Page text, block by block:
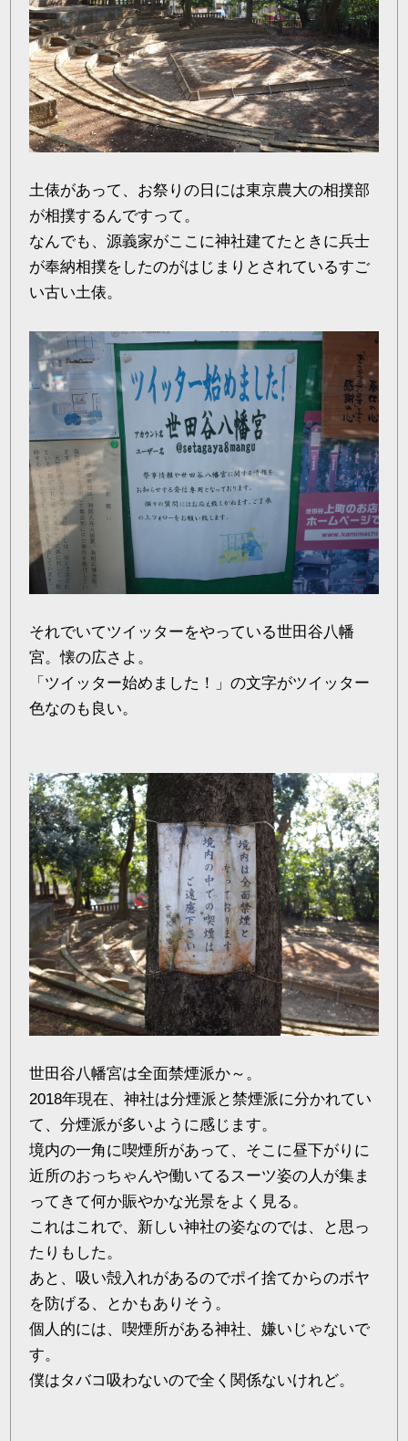
土俵があって、お祭りの日には東京農大の相撲部
が相撲するんですって。
なんでも、源義家がここに神社建てたときに兵士
が奉納相撲をしたのがはじまりとされているすご
い古い土俵。
それでいてツイッターをやっている世田谷八幡
宮。懐の広さよ。
「ツイッター始めました！」の文字がツイッター
色なのも良い。
世田谷八幡宮は全面禁煙派か～。
2018年現在、神社は分煙派と禁煙派に分かれてい
て、分煙派が多いように感じます。
境内の一角に喫煙所があって、そこに昼下がりに
近所のおっちゃんや働いてるスーツ姿の人が集ま
ってきて何か賑やかな光景をよく見る。
これはこれで、新しい神社の姿なのでは、と思っ
たりもした。
あと、吸い殻入れがあるのでポイ捨てからのボヤ
を防げる、とかもありそう。
個人的には、喫煙所がある神社、嫌いじゃないで
す。
僕はタバコ吸わないので全く関係ないけれど。